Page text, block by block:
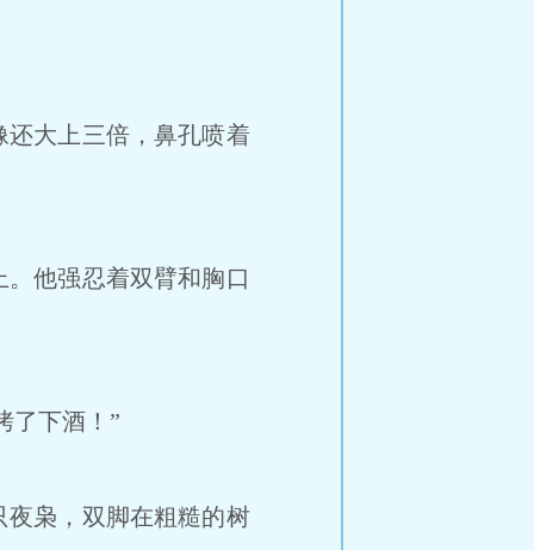
大上三倍，鼻孔喷着
他强忍着双臂和胸口
了下酒！”
枭，双脚在粗糙的树